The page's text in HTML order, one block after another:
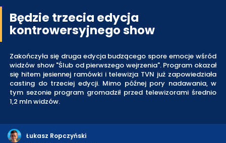
Będzie trzecia edycja
kontrowersyjnego show
Zakończyła się druga edycja budzącego spore emocje wśród
widzów show "Ślub od pierwszego wejrzenia". Program okazał
się hitem jesiennej ramówki i telewizja TVN już zapowiedziała
casting do trzeciej edycji. Mimo późnej pory nadawania, w
tym sezonie program gromadził przed telewizorami średnio
1,2 mln widzów.
Łukasz Ropczyński